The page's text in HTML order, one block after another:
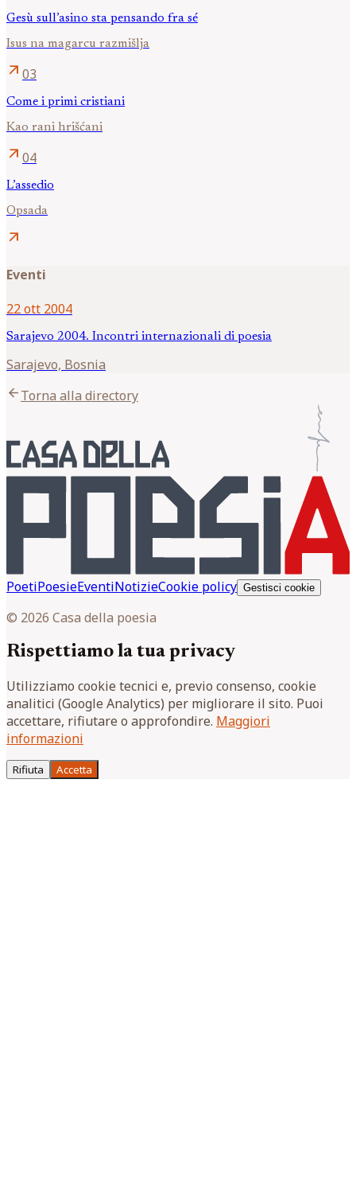
Gesù sull’asino sta pensando fra sé
Isus na magarcu razmišlja
arrow_outward 03
Come i primi cristiani
Kao rani hrišćani
arrow_outward 04
L’assedio
Opsada
arrow_outward
Eventi
22 ott 2004
Sarajevo 2004. Incontri internazionali di poesia
Sarajevo, Bosnia
arrow_backTorna alla directory
PoetiPoesieEventiNotizieCookie policy Gestisci cookie
© 2026 Casa della poesia
Rispettiamo la tua privacy
Utilizziamo cookie tecnici e, previo consenso, cookie
analitici (Google Analytics) per migliorare il sito. Puoi
accettare, rifiutare o approfondire. Maggiori
informazioni
Rifiuta Accetta